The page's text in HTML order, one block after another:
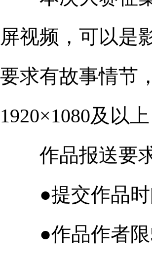
屏视频，可以是
要求有故事情节
1920×1080及以
作品报送要
●提交作品时
●作品作者限5